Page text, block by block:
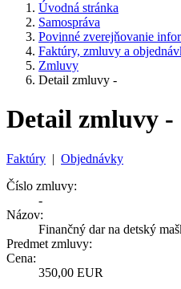
Úvodná stránka
Samospráva
Povinné zverejňovanie
Faktúry, zmluvy a
Zmluvy
Detail zmluvy -
Detail zmluvy -
Faktúry | Objednávky
Číslo zmluvy:
-
Názov:
Finančný dar na detský
Predmet zmluvy:
Cena:
350,00 EUR